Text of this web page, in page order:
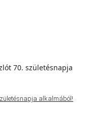
alkalmából!